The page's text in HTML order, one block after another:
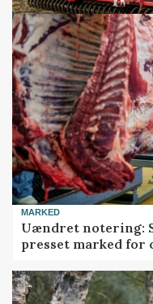
MARKED
Uændret notering:
presset marked for